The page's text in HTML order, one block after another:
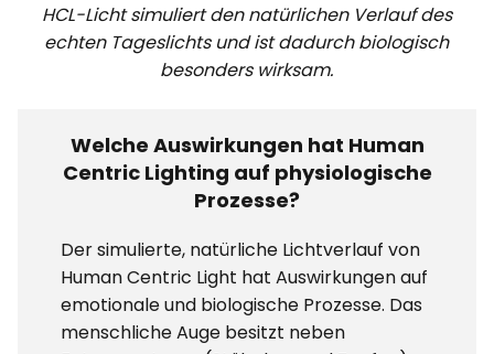
HCL-Licht simuliert den natürlichen Verlauf des
echten Tageslichts und ist dadurch biologisch
besonders wirksam.
Welche Auswirkungen hat Human
Centric Lighting auf physiologische
Prozesse?
Der simulierte, natürliche Lichtverlauf von
Human Centric Light hat Auswirkungen auf
emotionale und biologische Prozesse. Das
menschliche Auge besitzt neben